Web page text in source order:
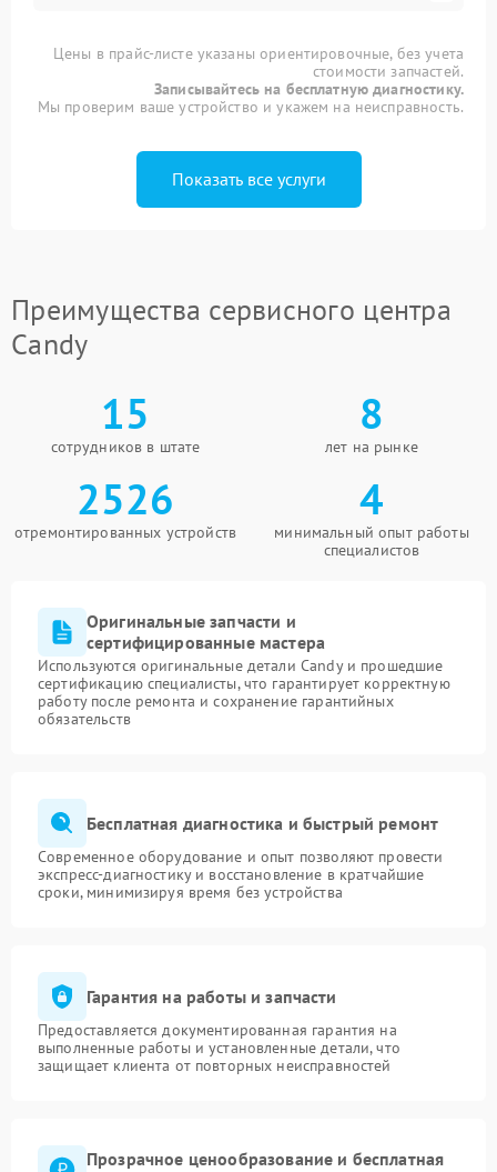
Цены в прайс-листе указаны ориентировочные, без учета
стоимости запчастей.
Записывайтесь на бесплатную диагностику.
Мы проверим ваше устройство и укажем на неисправность.
Показать все услуги
Преимущества сервисного центра
Candy
15
сотрудников в штате
8
лет на рынке
2526
отремонтированных устройств
4
минимальный опыт работы
специалистов
Оригинальные запчасти и
сертифицированные мастера
Используются оригинальные детали Candy и прошедшие
сертификацию специалисты, что гарантирует корректную
работу после ремонта и сохранение гарантийных
обязательств
Бесплатная диагностика и быстрый ремонт
Современное оборудование и опыт позволяют провести
экспресс-диагностику и восстановление в кратчайшие
сроки, минимизируя время без устройства
Гарантия на работы и запчасти
Предоставляется документированная гарантия на
выполненные работы и установленные детали, что
защищает клиента от повторных неисправностей
Прозрачное ценообразование и бесплатная